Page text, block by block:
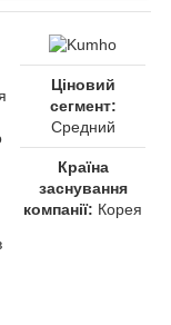
Ціновий
сегмент:
Средний
Країна
заснування
компанії: Корея